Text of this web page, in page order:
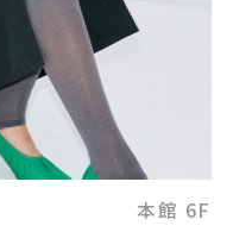
本館 6F